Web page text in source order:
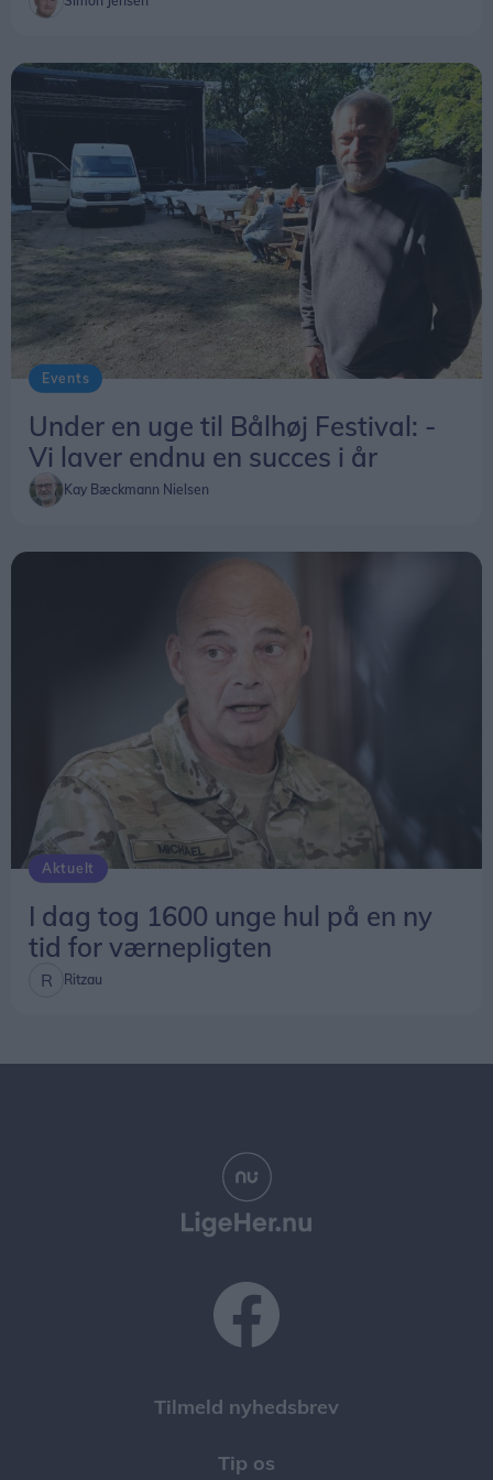
Solveig og jeg meget. Grønland er et helt særligt
rejsemål og et sted, der skal opleves. Større bliver
det ikke. Helt færdig med landet, som jeg nu har
besøgt 15 gange, bliver jeg nok aldrig. Måske nr.
16 næste år, hvem ved? Der er brug for ”Det grå
guld” mange steder. ”At rejse er at leve”, sagde
vores store digter (H.C. Andersen). Jeg er tilbøjelig
til at give ham ret, slutter Ulrik Elmkvist Eriksen.
Events
Under en uge til Bålhøj Festival: -
Vi laver endnu en succes i år
Kay Bæckmann Nielsen
Aktuelt
I dag tog 1600 unge hul på en ny
tid for værnepligten
Ritzau
Tilmeld nyhedsbrev
Tip os